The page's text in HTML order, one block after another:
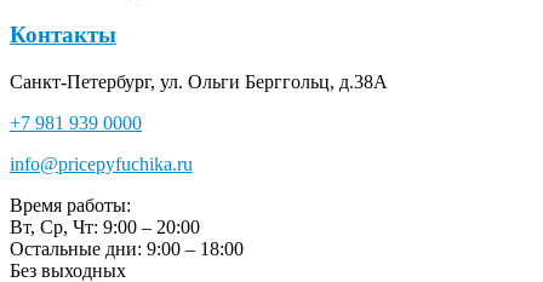
Контакты
Санкт-Петербург, ул. Ольги Берггольц, д.38А
+7 981 939 0000
info@pricepyfuchika.ru
Время работы:
Вт, Ср, Чт: 9:00 – 20:00
Остальные дни: 9:00 – 18:00
Без выходных